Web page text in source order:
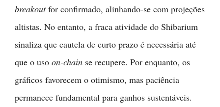
breakoutfor confirmado, alinhando-se com projeções
altistas. No entanto, a fraca atividade do Shibarium
sinaliza que cautela de curto prazo é necessária até
que o uso on-chain se recupere. Por enquanto, os
gráficos favorecem o otimismo, mas paciência
permanece fundamental para ganhos sustentáveis.